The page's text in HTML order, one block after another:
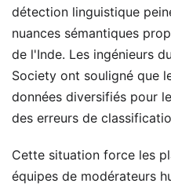
détection linguistique
nuances sémantiques
de l'Inde. Les ingénieurs
Society ont souligné que
données diversifiés pour
des erreurs de
Cette situation force les
équipes de modérateurs